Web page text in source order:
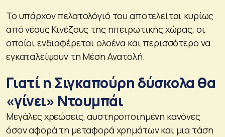
Το υπάρχον πελατολόγιό του αποτελείται κυρίως
από νέους Κινέζους της ηπειρωτικής χώρας, οι
οποίοι ενδιαφέρεται ολοένα και περισσότερο να
εγκαταλείψουν τη Μέση Ανατολή.
Γιατί η Σιγκαπούρη δύσκολα θα
«γίνει» Ντουμπάι
Μεγάλες χρεώσεις, αυστηροποιημένη κανόνες
όσον αφορά τη μεταφορά χρημάτων και μια τάση